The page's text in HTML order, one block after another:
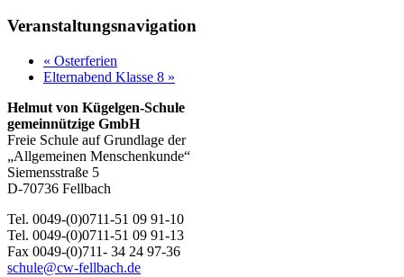
Veranstaltungsnavigation
« Osterferien
Elternabend Klasse 8 »
Helmut von Kügelgen-Schule
gemeinnützige GmbH
Freie Schule auf Grundlage der
„Allgemeinen Menschenkunde“
Siemensstraße 5
D-70736 Fellbach
Tel. 0049-(0)0711-51 09 91-10
Tel. 0049-(0)0711-51 09 91-13
Fax 0049-(0)711- 34 24 97-36
schule@cw-fellbach.de